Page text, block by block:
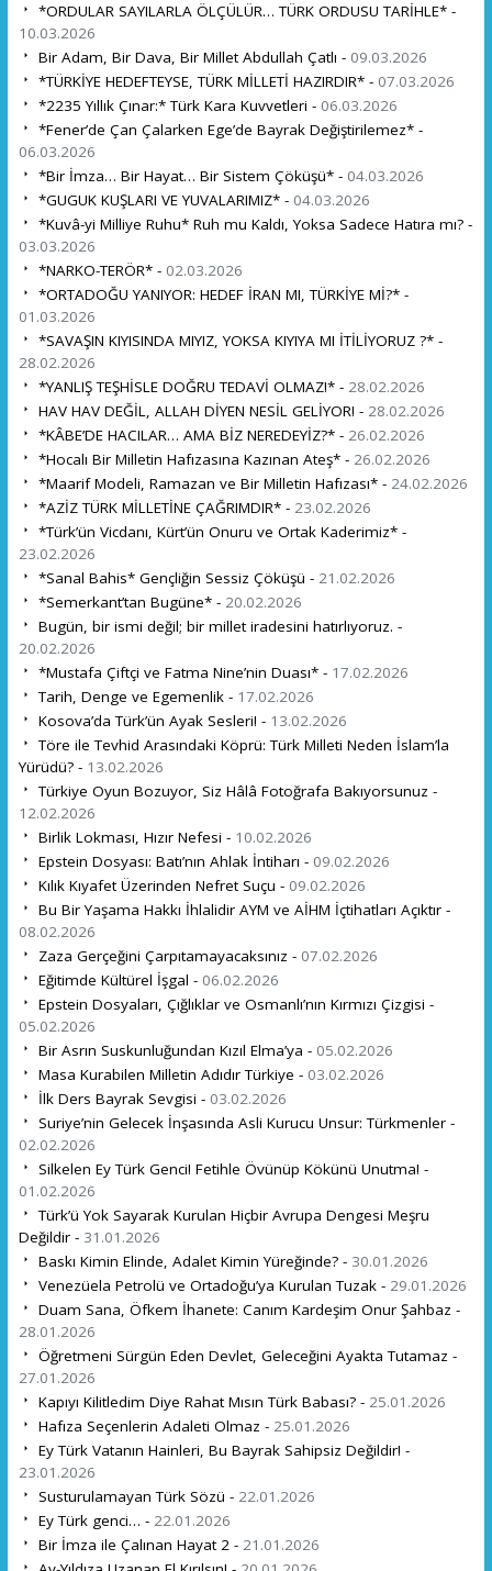
*ORDULAR SAYILARLA ÖLÇÜLÜR… TÜRK ORDUSU TARİHLE* -
10.03.2026
Bir Adam, Bir Dava, Bir Millet Abdullah Çatlı - 09.03.2026
*TÜRKİYE HEDEFTEYSE, TÜRK MİLLETİ HAZIRDIR* - 07.03.2026
*2235 Yıllık Çınar:* Türk Kara Kuvvetleri - 06.03.2026
*Fener’de Çan Çalarken Ege’de Bayrak Değiştirilemez* -
06.03.2026
*Bir İmza… Bir Hayat… Bir Sistem Çöküşü* - 04.03.2026
*GUGUK KUŞLARI VE YUVALARIMIZ* - 04.03.2026
*Kuvâ-yi Milliye Ruhu* Ruh mu Kaldı, Yoksa Sadece Hatıra mı? -
03.03.2026
*NARKO-TERÖR* - 02.03.2026
*ORTADOĞU YANIYOR: HEDEF İRAN MI, TÜRKİYE Mİ?* -
01.03.2026
*SAVAŞIN KIYISINDA MIYIZ, YOKSA KIYIYA MI İTİLİYORUZ ?* -
28.02.2026
*YANLIŞ TEŞHİSLE DOĞRU TEDAVİ OLMAZ!* - 28.02.2026
HAV HAV DEĞİL, ALLAH DİYEN NESİL GELİYOR! - 28.02.2026
*KÂBE’DE HACILAR… AMA BİZ NEREDEYİZ?* - 26.02.2026
*Hocalı Bir Milletin Hafızasına Kazınan Ateş* - 26.02.2026
*Maarif Modeli, Ramazan ve Bir Milletin Hafızası* - 24.02.2026
*AZİZ TÜRK MİLLETİNE ÇAĞRIMDIR* - 23.02.2026
*Türk’ün Vicdanı, Kürt’ün Onuru ve Ortak Kaderimiz* -
23.02.2026
*Sanal Bahis* Gençliğin Sessiz Çöküşü - 21.02.2026
*Semerkant’tan Bugüne* - 20.02.2026
Bugün, bir ismi değil; bir millet iradesini hatırlıyoruz. -
20.02.2026
*Mustafa Çiftçi ve Fatma Nine’nin Duası* - 17.02.2026
Tarih, Denge ve Egemenlik - 17.02.2026
Kosova’da Türk’ün Ayak Sesleri! - 13.02.2026
Töre ile Tevhid Arasındaki Köprü: Türk Milleti Neden İslam’la
Yürüdü? - 13.02.2026
Türkiye Oyun Bozuyor, Siz Hâlâ Fotoğrafa Bakıyorsunuz -
12.02.2026
Birlik Lokması, Hızır Nefesi - 10.02.2026
Epstein Dosyası: Batı’nın Ahlak İntiharı - 09.02.2026
Kılık Kıyafet Üzerinden Nefret Suçu - 09.02.2026
Bu Bir Yaşama Hakkı İhlalidir AYM ve AİHM İçtihatları Açıktır -
08.02.2026
Zaza Gerçeğini Çarpıtamayacaksınız - 07.02.2026
Eğitimde Kültürel İşgal - 06.02.2026
Epstein Dosyaları, Çığlıklar ve Osmanlı’nın Kırmızı Çizgisi -
05.02.2026
Bir Asrın Suskunluğundan Kızıl Elma’ya - 05.02.2026
Masa Kurabilen Milletin Adıdır Türkiye - 03.02.2026
İlk Ders Bayrak Sevgisi - 03.02.2026
Suriye’nin Gelecek İnşasında Asli Kurucu Unsur: Türkmenler -
02.02.2026
Silkelen Ey Türk Genci! Fetihle Övünüp Kökünü Unutma! -
01.02.2026
Türk’ü Yok Sayarak Kurulan Hiçbir Avrupa Dengesi Meşru
Değildir - 31.01.2026
Baskı Kimin Elinde, Adalet Kimin Yüreğinde? - 30.01.2026
Venezüela Petrolü ve Ortadoğu’ya Kurulan Tuzak - 29.01.2026
Duam Sana, Öfkem İhanete: Canım Kardeşim Onur Şahbaz -
28.01.2026
Öğretmeni Sürgün Eden Devlet, Geleceğini Ayakta Tutamaz -
27.01.2026
Kapıyı Kilitledim Diye Rahat Mısın Türk Babası? - 25.01.2026
Hafıza Seçenlerin Adaleti Olmaz - 25.01.2026
Ey Türk Vatanın Hainleri, Bu Bayrak Sahipsiz Değildir! -
23.01.2026
Susturulamayan Türk Sözü - 22.01.2026
Ey Türk genci… - 22.01.2026
Bir İmza ile Çalınan Hayat 2 - 21.01.2026